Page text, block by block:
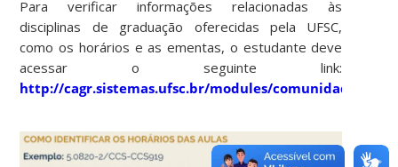
Para verificar informações relacionadas às
disciplinas de graduação oferecidas pela UFSC,
como os horários e as ementas, o estudante deve
acessar o seguinte link:
http://cagr.sistemas.ufsc.br/modules/comunidade/